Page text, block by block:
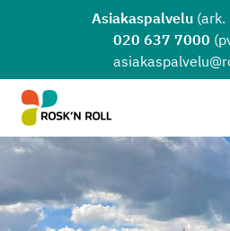
Siirry sisältöönAsiakaspalvelu(ark.
020 637 7000